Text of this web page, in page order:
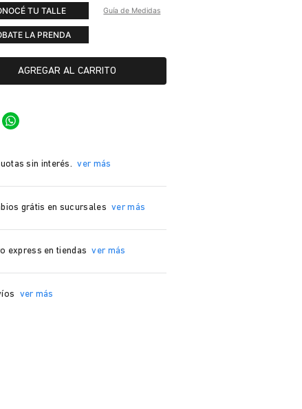
TU TALLE Guía de Medidas
LA PRENDA
AGREGAR AL CARRITO
sin interés. ver más
grátis en sucursales ver más
express en tiendas ver más
ver más